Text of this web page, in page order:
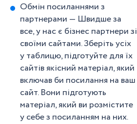
Обмін посиланнями з
партнерами — Швидше за
все, у нас є бізнес партнери зі
своїми сайтами. Зберіть усіх
у таблицю, підготуйте для їх
сайтів якісний матеріал, який
включав би посилання на ваш
сайт. Вони підготують
матеріал, який ви розмістите
у себе з посиланням на них.